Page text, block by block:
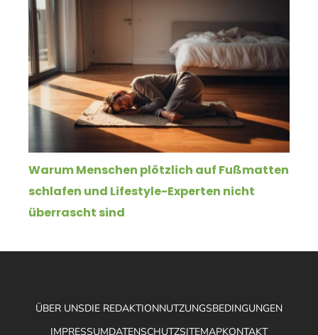
Warum Menschen plötzlich auf Fußmatten
schlafen und Lifestyle-Experten nicht
überrascht sind
ÜBER UNSDIE REDAKTIONNUTZUNGSBEDINGUNGEN
IMPRESSUMDATENSCHUTZSITEMAPKONTAKT